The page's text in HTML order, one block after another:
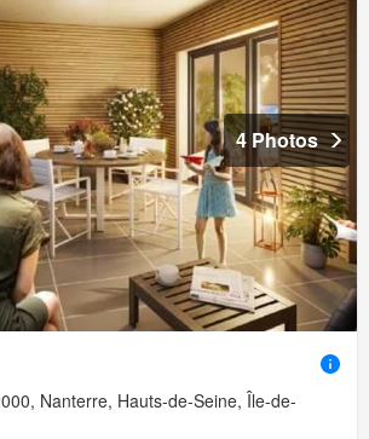
4 Photos
Nanterre, Hauts-de-Seine, Île-de-